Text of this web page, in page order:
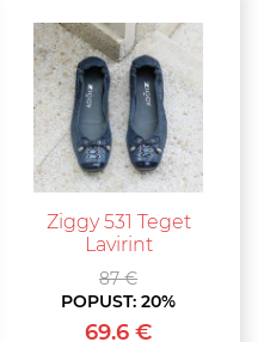
Ziggy 531 Teget
Lavirint
87 €
POPUST:20%
69.6 €